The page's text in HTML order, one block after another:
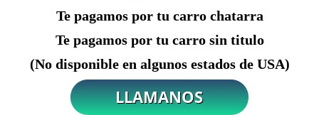
Te pagamos por tu carro chatarra
Te pagamos por tu carro sin titulo
(No disponible en algunos estados de USA)